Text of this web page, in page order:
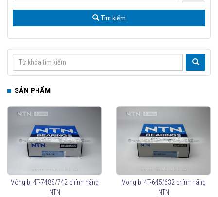
Tìm kiếm
SẢN PHẨM
Vòng bi 4T-748S/742 chính hãng
NTN
Vòng bi 4T-645/632 chính hãng
NTN